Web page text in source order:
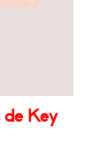
Key